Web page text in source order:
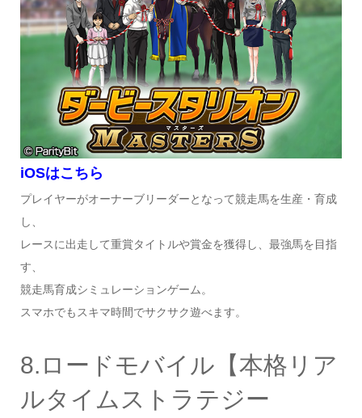
iOSはこちら
プレイヤーがオーナーブリーダーとなって競走馬を生産・育成
し、
レースに出走して重賞タイトルや賞金を獲得し、最強馬を目指
す、
競走馬育成シミュレーションゲーム。
スマホでもスキマ時間でサクサク遊べます。
8.ロードモバイル【本格リア
ルタイムストラテジー